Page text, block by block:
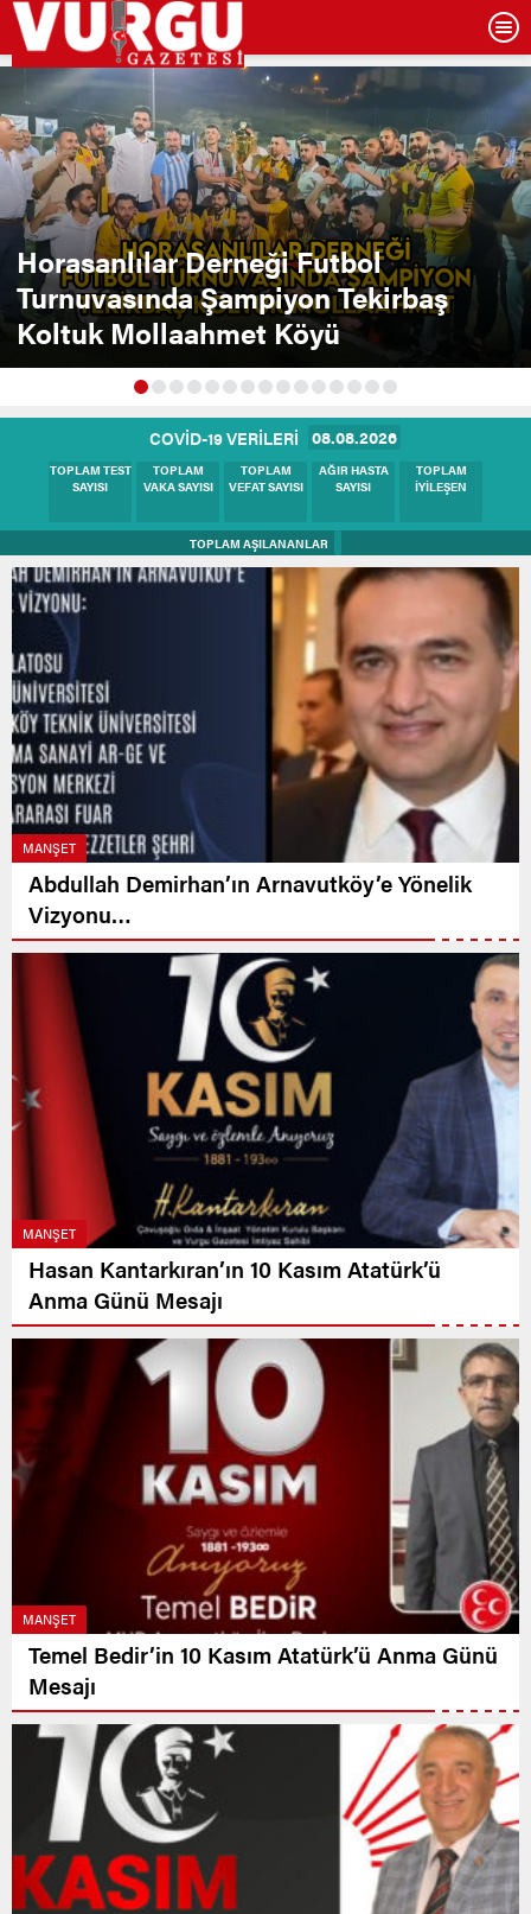
Horasanlılar Derneği Futbol
Turnuvasında Şampiyon Tekirbaş
Koltuk Mollaahmet Köyü
COVİD-19 VERİLERİ 08.08.2026
BUGÜNKÜ
TEST SAYISI
BUGÜNKÜ
VAKA SAYISI
BUGÜNKÜ
HASTA SAYISI
BUGÜNKÜ
VEFAT SAYISI
BUGÜNKÜ
İYİLEŞEN
TOPLAM AŞILANANLAR
MANŞET
Abdullah Demirhan’ın Arnavutköy’e Yönelik
Vizyonu…
MANŞET
Hasan Kantarkıran’ın 10 Kasım Atatürk’ü
Anma Günü Mesajı
MANŞET
Temel Bedir’in 10 Kasım Atatürk’ü Anma Günü
Mesajı